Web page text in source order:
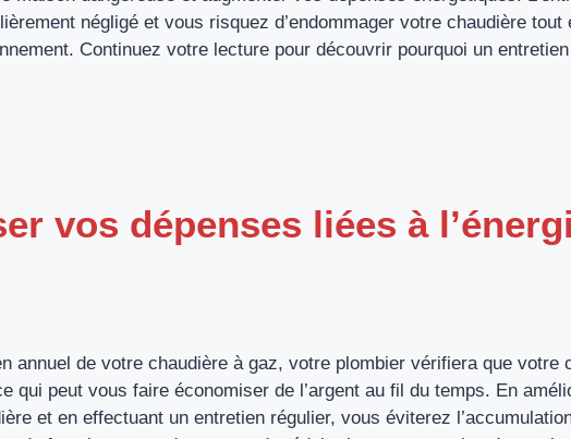
négligé et vous risquez d’endommager votre chaudière tout
Continuez votre lecture pour découvrir pourquoi un
vos dépenses liées à
annuel de votre chaudière à gaz, votre plombier vérifiera que votre
qui peut vous faire économiser de l’argent au fil du temps. En
et en effectuant un entretien régulier, vous éviterez